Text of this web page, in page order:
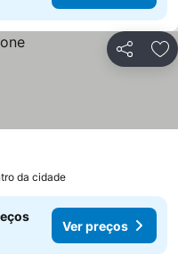
Partilhar
da cidade
Ver preços